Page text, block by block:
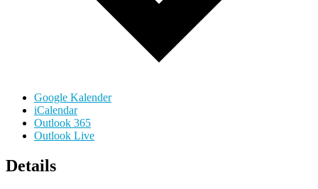
Google Kalender
iCalendar
Outlook 365
Outlook Live
Details